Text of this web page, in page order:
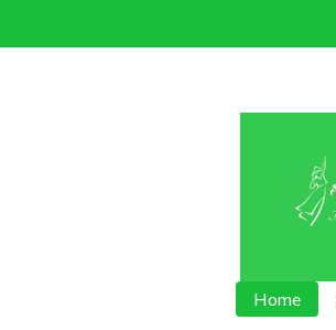
Hauptinhalt
Home